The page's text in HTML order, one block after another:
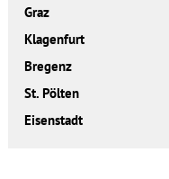
Graz
Klagenfurt
Bregenz
St. Pölten
Eisenstadt